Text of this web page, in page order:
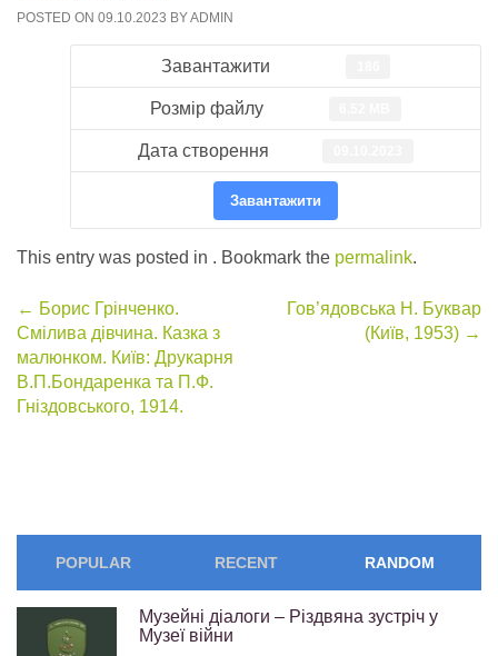
POSTED ON 09.10.2023 BYADMIN
Завантажити
Розмір файлу
Дата створення
Завантажити
This entry was posted in . Bookmark the permalink.
Post
navigation
← Борис Грінченко.
Смілива дівчина. Казка з
малюнком. Київ: Друкарня
В.П.Бондаренка та П.Ф.
Гніздовського, 1914.
Гов’ядовська Н. Буквар
(Київ, 1953) →
POPULAR RECENT RANDOM
Музейні діалоги – Різдвяна зустріч у
Музеї війни